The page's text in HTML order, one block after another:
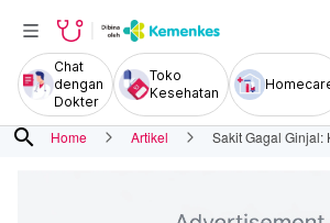
Chat
dengan
Dokter
Toko
Kesehatan
search Home Artikel Sakit Gagal